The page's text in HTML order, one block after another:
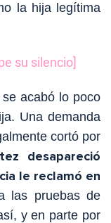
la hija legítima
su silencio]
acabó lo poco
Una demanda
cortó por
desapareció
le reclamó en
las pruebas de
y en parte por